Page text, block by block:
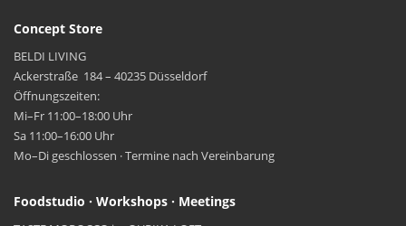
Concept Store
BELDI LIVING
Ackerstraße 184 – 40235 Düsseldorf
Öffnungszeiten:
Mi–Fr 11:00–18:00 Uhr
Sa 11:00–16:00 Uhr
Mo–Di geschlossen · Termine nach Vereinbarung
Foodstudio · Workshops · Meetings